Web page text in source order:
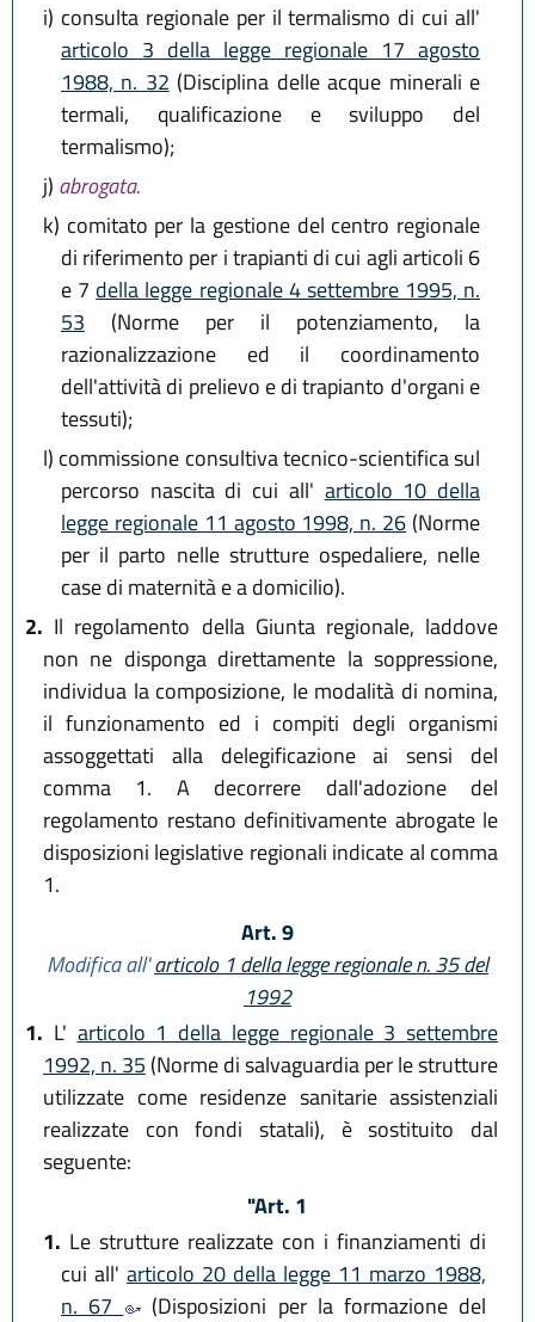
i) consulta regionale per il termalismo di cui all'
articolo 3 della legge regionale 17 agosto
1988, n. 32 (Disciplina delle acque minerali e
termali, qualificazione e sviluppo del
termalismo);
j) abrogata.
k) comitato per la gestione del centro regionale
di riferimento per i trapianti di cui agli articoli 6
e 7 della legge regionale 4 settembre 1995, n.
53 (Norme per il potenziamento, la
razionalizzazione ed il coordinamento
dell'attività di prelievo e di trapianto d'organi e
tessuti);
l) commissione consultiva tecnico-scientifica sul
percorso nascita di cui all' articolo 10 della
legge regionale 11 agosto 1998, n. 26 (Norme
per il parto nelle strutture ospedaliere, nelle
case di maternità e a domicilio).
2. Il regolamento della Giunta regionale, laddove
non ne disponga direttamente la soppressione,
individua la composizione, le modalità di nomina,
il funzionamento ed i compiti degli organismi
assoggettati alla delegificazione ai sensi del
comma 1. A decorrere dall'adozione del
regolamento restano definitivamente abrogate le
disposizioni legislative regionali indicate al comma
1.
Art. 9
Modifica all'articolo 1 della legge regionale n. 35 del
1992
1. L' articolo 1 della legge regionale 3 settembre
1992, n. 35 (Norme di salvaguardia per le strutture
utilizzate come residenze sanitarie assistenziali
realizzate con fondi statali), è sostituito dal
seguente:
"Art. 1
1. Le strutture realizzate con i finanziamenti di
cui all' articolo 20 della legge 11 marzo 1988,
n. 67
(Disposizioni per la formazione del